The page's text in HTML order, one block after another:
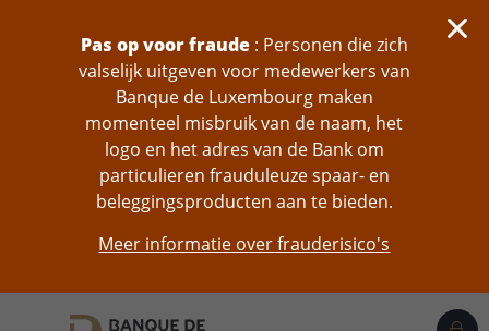
Pas op voor fraude: Personen die zich
valselijk uitgeven voor medewerkers van
Banque de Luxembourg maken
momenteel misbruik van de naam, het
logo en het adres van de Bank om
particulieren frauduleuze spaar- en
beleggingsproducten aan te bieden.
Meer informatie over frauderisico's